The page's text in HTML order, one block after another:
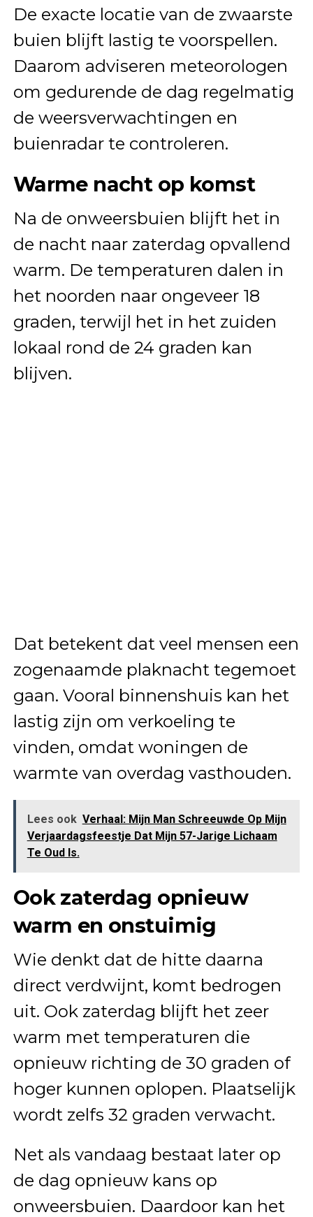
De exacte locatie van de zwaarste
buien blijft lastig te voorspellen.
Daarom adviseren meteorologen
om gedurende de dag regelmatig
de weersverwachtingen en
buienradar te controleren.
Warme nacht op komst
Na de onweersbuien blijft het in
de nacht naar zaterdag opvallend
warm. De temperaturen dalen in
het noorden naar ongeveer 18
graden, terwijl het in het zuiden
lokaal rond de 24 graden kan
blijven.
Dat betekent dat veel mensen een
zogenaamde plaknacht tegemoet
gaan. Vooral binnenshuis kan het
lastig zijn om verkoeling te
vinden, omdat woningen de
warmte van overdag vasthouden.
Lees ook Verhaal: Mijn Man Schreeuwde Op Mijn
Verjaardagsfeestje Dat Mijn 57-Jarige Lichaam
Te Oud Is.
Ook zaterdag opnieuw
warm en onstuimig
Wie denkt dat de hitte daarna
direct verdwijnt, komt bedrogen
uit. Ook zaterdag blijft het zeer
warm met temperaturen die
opnieuw richting de 30 graden of
hoger kunnen oplopen. Plaatselijk
wordt zelfs 32 graden verwacht.
Net als vandaag bestaat later op
de dag opnieuw kans op
onweersbuien. Daardoor kan het